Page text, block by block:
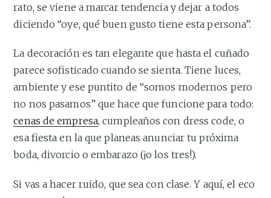
rato, se viene a marcar tendencia y dejar a todos
diciendo “oye, qué buen gusto tiene esta persona”.
La decoración es tan elegante que hasta el cuñado
parece sofisticado cuando se sienta. Tiene luces,
ambiente y ese puntito de “somos modernos pero
no nos pasamos” que hace que funcione para todo:
cenas de empresa, cumpleaños con dress code, o
esa fiesta en la que planeas anunciar tu próxima
boda, divorcio o embarazo (¡o los tres!).
Si vas a hacer ruido, que sea con clase. Y aquí, el eco